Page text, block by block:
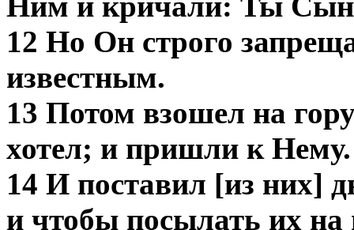
12 Но Он строго
известным.
13 Потом взошел на
хотел; и пришли к Нему.
14 И поставил [из них]
и чтобы посылать их на